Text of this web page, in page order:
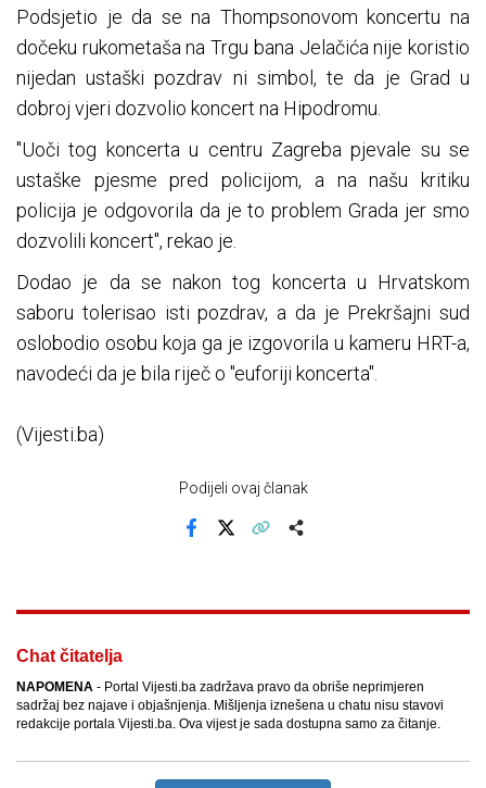
Podsjetio je da se na Thompsonovom koncertu na
dočeku rukometaša na Trgu bana Jelačića nije koristio
nijedan ustaški pozdrav ni simbol, te da je Grad u
dobroj vjeri dozvolio koncert na Hipodromu.
"Uoči tog koncerta u centru Zagreba pjevale su se
ustaške pjesme pred policijom, a na našu kritiku
policija je odgovorila da je to problem Grada jer smo
dozvolili koncert", rekao je.
Dodao je da se nakon tog koncerta u Hrvatskom
saboru tolerisao isti pozdrav, a da je Prekršajni sud
oslobodio osobu koja ga je izgovorila u kameru HRT-a,
navodeći da je bila riječ o "euforiji koncerta".
(Vijesti.ba)
Podijeli ovaj članak
Chat čitatelja
NAPOMENA - Portal Vijesti.ba zadržava pravo da obriše neprimjeren
sadržaj bez najave i objašnjenja. Mišljenja iznešena u chatu nisu stavovi
redakcije portala Vijesti.ba. Ova vijest je sada dostupna samo za čitanje.